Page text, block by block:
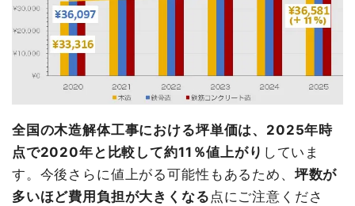
全国の木造解体工事における坪単価は、2025年時
点で2020年と比較して約11％値上がり していま
す。今後さらに値上がる可能性もあるため、 坪数が
多いほど費用負担が大きくなる 点にご注意くださ